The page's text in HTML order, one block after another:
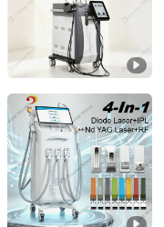
Beijing DALI Beauty
Beijing, China